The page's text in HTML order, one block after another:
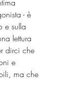
- è
e sulla
lettura
dirci che
e
ma che